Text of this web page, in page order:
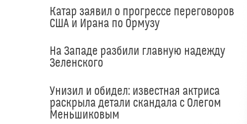
Катар заявил о прогрессе переговоров
США и Ирана по Ормузу
На Западе разбили главную надежду
Зеленского
Унизил и обидел: известная актриса
раскрыла детали скандала с Олегом
Меньшиковым